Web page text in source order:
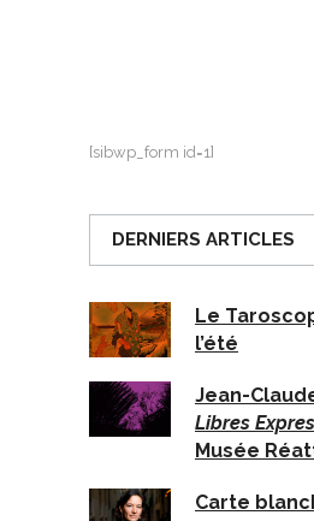
[sibwp_form id=1]
DERNIERS ARTICLES
Le
l’été
Jean-
Libres
Musée
Carte